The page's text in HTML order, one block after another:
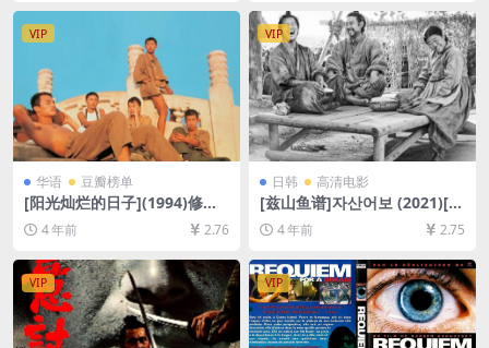
[中文字幕]
VIP
华语 豆瓣榜单
[阳光灿烂的日子](1994)修复
版140min[百度网盘+夸克网
盘+迅雷云盘资源1080P超清
未删减][MP4/9GB][中文字幕]
4 年前 2.76
VIP
日韩 高清电影
[兹山鱼谱]자산어보 (2021)[百
度网盘+迅雷云盘资源1080P
超清未删减][MP4/5.3GB][韩
语中字]
4 年前 2.75
VIP VIP